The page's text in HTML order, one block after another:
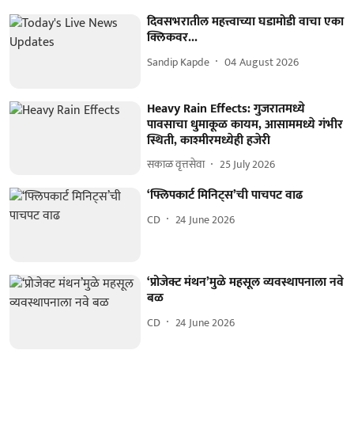
दिवसभरातील महत्त्वाच्या घडामोडी वाचा एका
क्लिकवर...
Sandip Kapde 04 August 2026
Heavy Rain Effects: गुजरातमध्ये
पावसाचा धुमाकूळ कायम, आसाममध्ये गंभीर
स्थिती, काश्‍मीरमध्येही हजेरी
सकाळ वृत्तसेवा 25 July 2026
‘फ्लिपकार्ट मिनिट्स’ची पाचपट वाढ
CD 24 June 2026
‘प्रोजेक्ट मंथन’मुळे महसूल व्यवस्थापनाला नवे
बळ
CD 24 June 2026